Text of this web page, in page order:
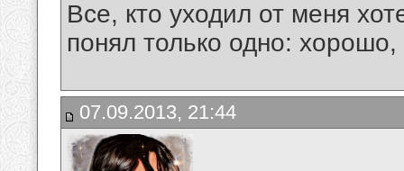
Все, кто уходил от меня
понял только одно:
07.09.2013, 21:44